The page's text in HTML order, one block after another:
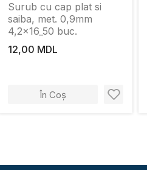
Surub cu cap plat si
saiba, met. 0,9mm
4,2x16_50 buc.
12,00 MDL
În Coș